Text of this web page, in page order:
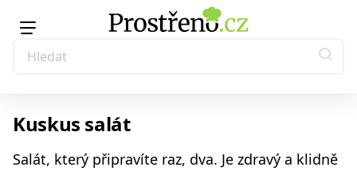
Kuskus salát
Salát, který připravíte raz, dva. Je zdravý a klidně